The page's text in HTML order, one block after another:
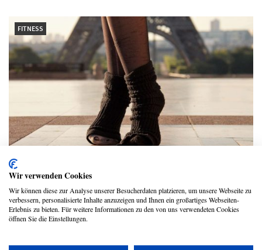
FITNESS
Warum Fußtraining so wichtig für den
ganzen Körper ist
Alexandra Majer
Wir verwenden Cookies
Wir können diese zur Analyse unserer Besucherdaten platzieren, um unsere Webseite zu
verbessern, personalisierte Inhalte anzuzeigen und Ihnen ein großartiges Webseiten-
Erlebnis zu bieten. Für weitere Informationen zu den von uns verwendeten Cookies
öffnen Sie die Einstellungen.